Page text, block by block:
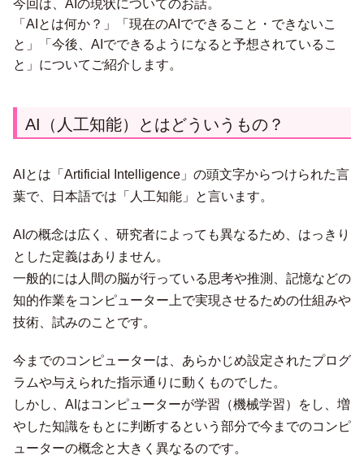
今回は、AIの現状についてのお話。
「AIとは何か？」「現在のAIでできること・できないこ
と」「今後、AIでできるようになると予想されているこ
と」についてご紹介します。
AI（人工知能）とはどういうもの？
AIとは「Artificial Intelligence」の頭文字からつけられた言
葉で、日本語では「人工知能」と言います。
AIの概念は広く、研究者によっても異なるため、はっきり
とした定義はありません。
一般的には人間の脳が行っている思考や推測、記憶などの
知的作業をコンピューター上で実現させるための仕組みや
技術、試みのことです。
今までのコンピューターは、あらかじめ設定されたプログ
ラムや与えられた指示通りに動くものでした。
しかし、AIはコンピューターが学習（機械学習）をし、増
やした知識をもとに判断するという部分で今までのコンピ
ューターの概念と大きく異なるのです。